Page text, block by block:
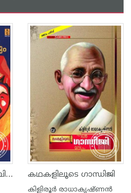
പഞ്ചുമേനവനും കുഞ്ചിയമ്മയും കഥകളിലൂടെ ഗാന്ധിജി
കിളിരൂര്‍ രാധാകൃഷ്ണന്‍